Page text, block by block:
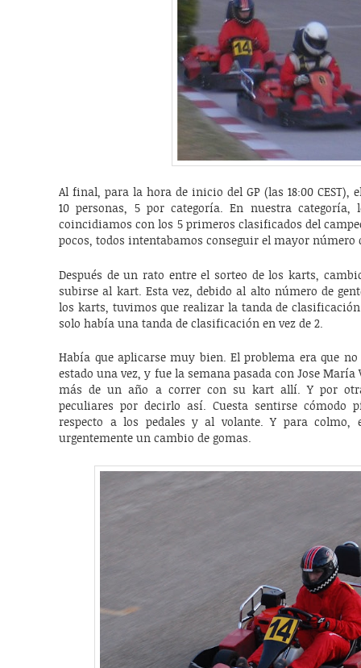
Al final, para la hora de inicio del GP (las 18:00 CEST),
10 personas, 5 por categoría. En nuestra categoría,
coincidiamos con los 5 primeros clasificados del
pocos, todos intentabamos conseguir el mayor número
Después de un rato entre el sorteo de los karts,
subirse al kart. Esta vez, debido al alto número de
los karts, tuvimos que realizar la tanda de
solo había una tanda de clasificación en vez de 2.
Había que aplicarse muy bien. El problema era que
estado una vez, y fue la semana pasada con Jose María
más de un año a correr con su kart allí. Y por
peculiares por decirlo así. Cuesta sentirse cómodo
respecto a los pedales y al volante. Y para colmo,
urgentemente un cambio de gomas.